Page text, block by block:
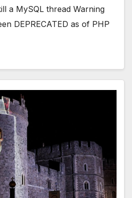
a MySQL thread Warning
DEPRECATED as of PHP